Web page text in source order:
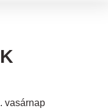
vasárnap